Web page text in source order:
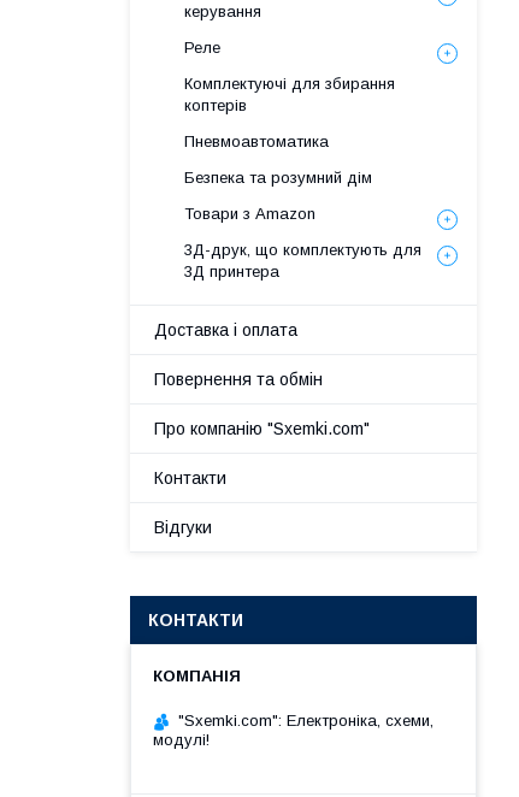
керування
Реле
Комплектуючі для збирання
коптерів
Пневмоавтоматика
Безпека та розумний дім
Товари з Amazon
3Д-друк, що комплектують для
3Д принтера
Доставка і оплата
Повернення та обмін
Про компанію "Sxemki.com"
Контакти
Відгуки
КОНТАКТИ
"Sxemki.com": Електроніка, схеми,
модулі!